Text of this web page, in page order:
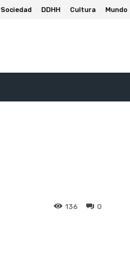
Sociedad DDHH Cultura Mundo
0
136